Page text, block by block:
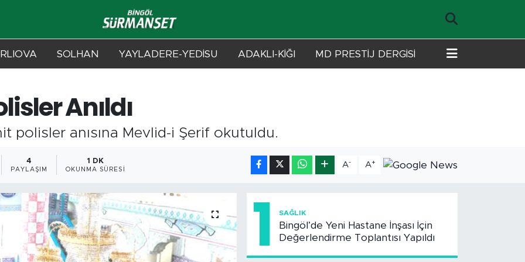
SOLHAN YAYLADERE-YEDİSU ADAKLI-KİĞI MD PRESTİJ DERGİSİ
Anıldı
polisler anısına Mevlid-i Şerif okutuldu.
4
PAYLAŞIM
1 DK
OKUNMA SÜRESI
A- A+
1 SAĞLIK
Bingöl’de Yeni Hastane İnşası İçin
Değerlendirme Toplantısı Yapıldı